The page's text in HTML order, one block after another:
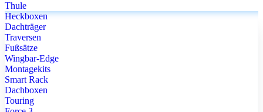
Thule
Heckboxen
Dachträger
Traversen
Fußsätze
Wingbar-Edge
Montagekits
Smart Rack
Dachboxen
Touring